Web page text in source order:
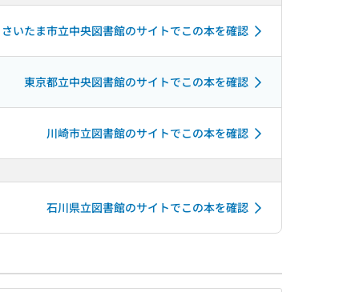
さいたま市立中央図書館のサイトでこの本を確認
東京都立中央図書館のサイトでこの本を確認
川崎市立図書館のサイトでこの本を確認
石川県立図書館のサイトでこの本を確認